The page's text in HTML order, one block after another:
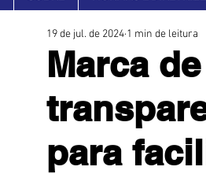
Marca
para
19 de jul. de 2024 1 min de leitura